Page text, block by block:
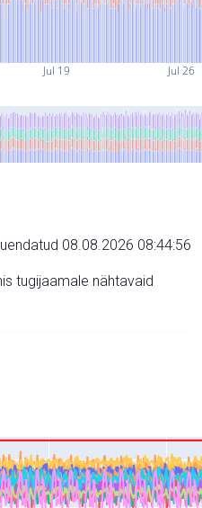
Jul 19 Jul 26
08.08.2026 08:44:56
tugijaamale nähtavaid